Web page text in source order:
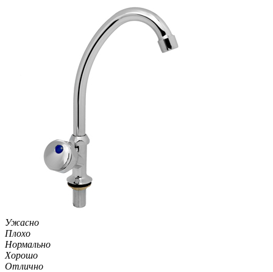
Ужасно
Плохо
Нормально
Хорошо
Отлично